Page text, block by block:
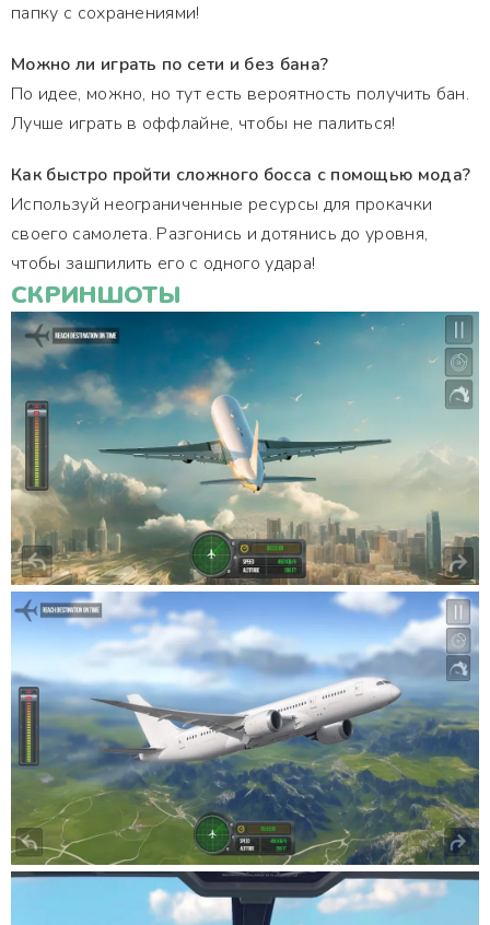
папку с сохранениями!
Можно ли играть по сети и без бана?
По идее, можно, но тут есть вероятность получить бан.
Лучше играть в оффлайне, чтобы не палиться!
Как быстро пройти сложного босса с помощью мода?
Используй неограниченные ресурсы для прокачки
своего самолета. Разгонись и дотянись до уровня,
чтобы зашпилить его с одного удара!
СКРИНШОТЫ